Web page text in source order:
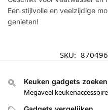
Een stijlvolle en veelzijdige
genieten!
SKU:
Keuken gadgets zoeken
Megaveel